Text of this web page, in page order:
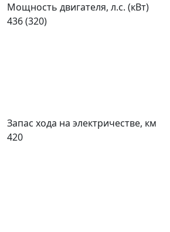
Мощность двигателя, л.с. (кВт)
436 (320)
Запас хода на электричестве, км
420